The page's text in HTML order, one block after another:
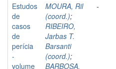
Estudos
de
casos
de
perícia
-
volume
MOURA, Ril
(coord.);
RIBEIRO,
Jarbas T.
Barsanti
(coord.);
BARBOSA,
-